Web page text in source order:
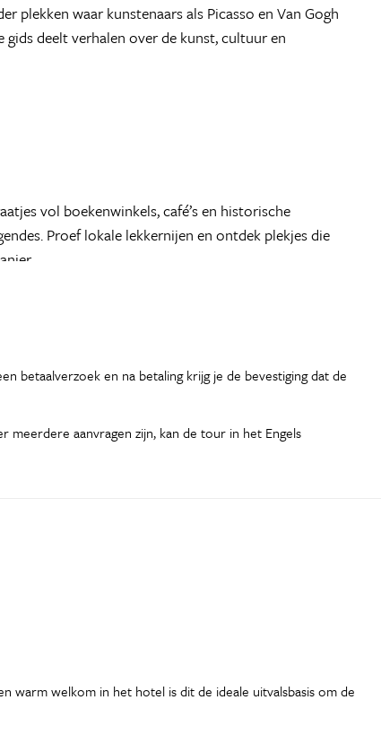
plekken waar kunstenaars als Picasso en Van Gogh
deelt verhalen over de kunst, cultuur en
vol boekenwinkels, café’s en historische
Proef lokale lekkernijen en ontdek plekjes die
betaalverzoek en na betaling krijg je de bevestiging dat de
meerdere aanvragen zijn, kan de tour in het Engels
warm welkom in het hotel is dit de ideale uitvalsbasis om de